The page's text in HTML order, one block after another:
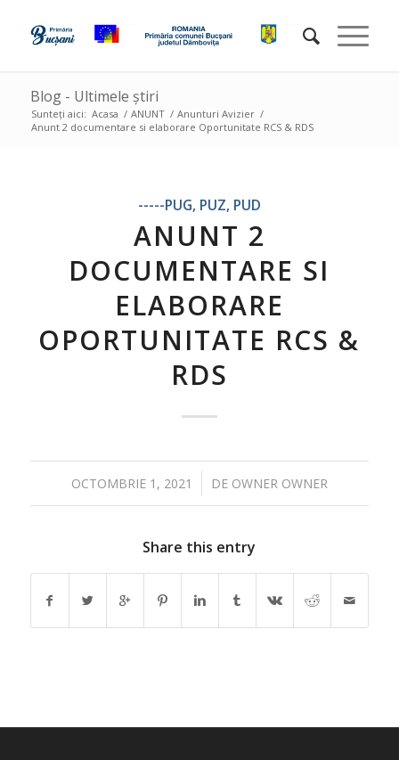
Blog - Ultimele știri
Sunteți aici: Acasa / ANUNT / Anunturi Avizier /
Anunt 2 documentare si elaborare Oportunitate RCS & RDS
-----PUG, PUZ, PUD
ANUNT 2
DOCUMENTARE SI
ELABORARE
OPORTUNITATE RCS &
RDS
OCTOMBRIE 1, 2021
/ DE OWNER OWNER
Share this entry